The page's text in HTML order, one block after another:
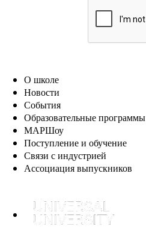
О школе
Новости
События
Образовательные программы
МАРШоу
Поступление и обучение
Связи с индустрией
Ассоциация выпускников